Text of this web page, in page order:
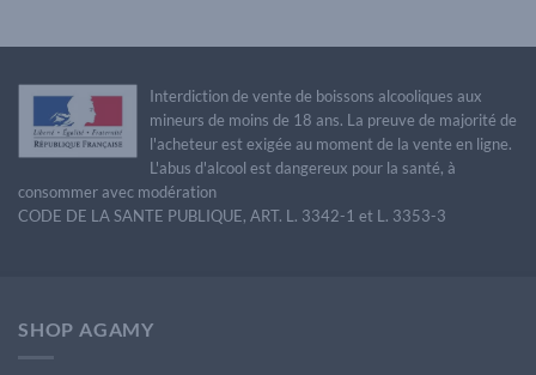
Interdiction de vente de boissons alcooliques aux
mineurs de moins de 18 ans. La preuve de majorité de
l'acheteur est exigée au moment de la vente en ligne.
L'abus d'alcool est dangereux pour la santé, à
consommer avec modération
CODE DE LA SANTE PUBLIQUE, ART. L. 3342-1 et L. 3353-3
SHOP AGAMY